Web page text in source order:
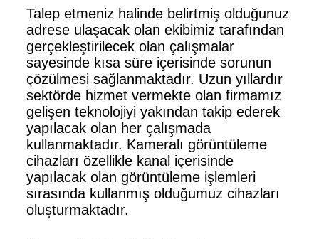
Talep etmeniz halinde belirtmiş olduğunuz
adrese ulaşacak olan ekibimiz tarafından
gerçekleştirilecek olan çalışmalar
sayesinde kısa süre içerisinde sorunun
çözülmesi sağlanmaktadır. Uzun yıllardır
sektörde hizmet vermekte olan firmamız
gelişen teknolojiyi yakından takip ederek
yapılacak olan her çalışmada
kullanmaktadır. Kameralı görüntüleme
cihazları özellikle kanal içerisinde
yapılacak olan görüntüleme işlemleri
sırasında kullanmış olduğumuz cihazları
oluşturmaktadır.